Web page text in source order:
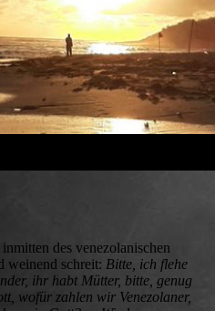
des venezolanischen
weinend schreit: Bitte, ich flehe
ihr habt Mütter, bitte, genug
wofür zahlen wir Venezolaner,